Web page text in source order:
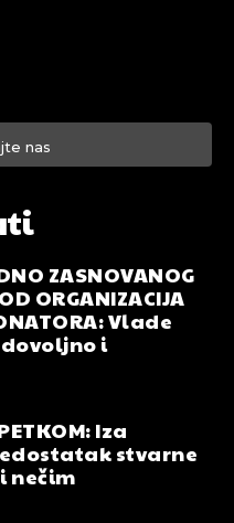
nas
ZASNOVANOG
ORGANIZACIJA
Vlade
i
Iza
stvarne
nečim